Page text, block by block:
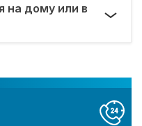
на дому или в